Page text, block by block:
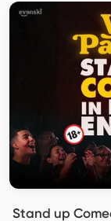
Stand up